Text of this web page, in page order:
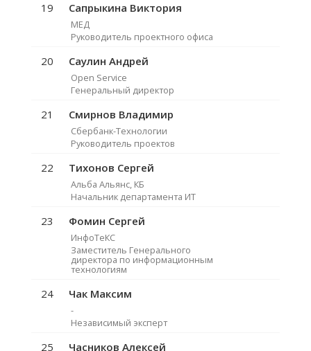
19 Сапрыкина Виктория
МЕД
Руководитель проектного офиса
20 Саулин Андрей
Open Service
Генеральный директор
21 Смирнов Владимир
Сбербанк-Технологии
Руководитель проектов
22 Тихонов Сергей
Альба Альянс, КБ
Начальник департамента ИТ
23 Фомин Сергей
ИнфоТеКС
Заместитель Генерального
директора по информационным
технологиям
24 Чак Максим
-
Независимый эксперт
25 Часников Алексей